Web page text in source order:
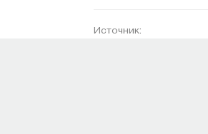
Источник: